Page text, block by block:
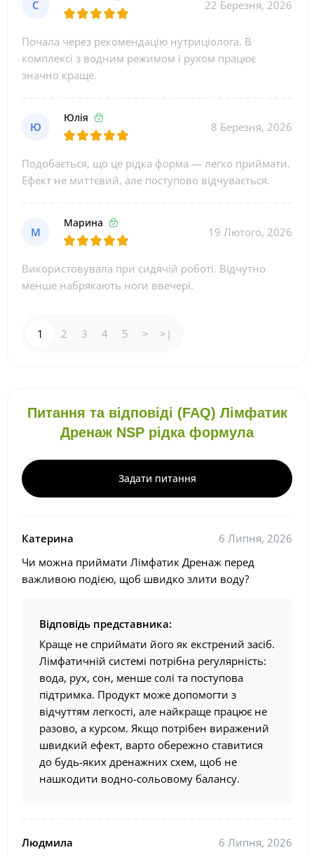
С 22 Березня, 2026
Почала через рекомендацію нутриціолога. В
комплексі з водним режимом і рухом працює
значно краще.
Ю
Юлія
8 Березня, 2026
Подобається, що це рідка форма — легко приймати.
Ефект не миттєвий, але поступово відчувається.
М
Марина
19 Лютого, 2026
Використовувала при сидячій роботі. Відчутно
менше набрякають ноги ввечері.
1 2 3 4 5 > >|
Питання та відповіді (FAQ) Лімфатик
Дренаж NSP рідка формула
Задати питання
Катерина
6 Липня, 2026
Чи можна приймати Лімфатик Дренаж перед
важливою подією, щоб швидко злити воду?
Відповідь представника:
Краще не сприймати його як екстрений засіб.
Лімфатичній системі потрібна регулярність:
вода, рух, сон, менше солі та поступова
підтримка. Продукт може допомогти з
відчуттям легкості, але найкраще працює не
разово, а курсом. Якщо потрібен виражений
швидкий ефект, варто обережно ставитися
до будь-яких дренажних схем, щоб не
нашкодити водно-сольовому балансу.
Людмила
6 Липня, 2026